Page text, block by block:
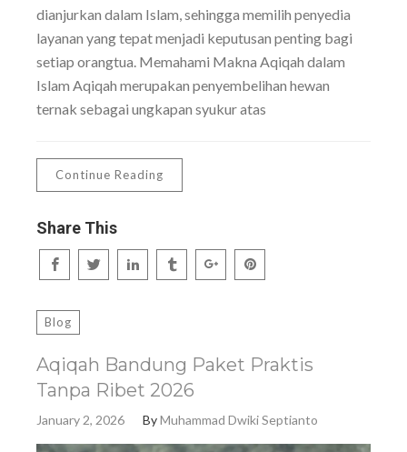
dianjurkan dalam Islam, sehingga memilih penyedia
layanan yang tepat menjadi keputusan penting bagi
setiap orangtua. Memahami Makna Aqiqah dalam
Islam Aqiqah merupakan penyembelihan hewan
ternak sebagai ungkapan syukur atas
Continue Reading
Share This
Blog
Aqiqah Bandung Paket Praktis
Tanpa Ribet 2026
January 2, 2026 ByMuhammad Dwiki Septianto